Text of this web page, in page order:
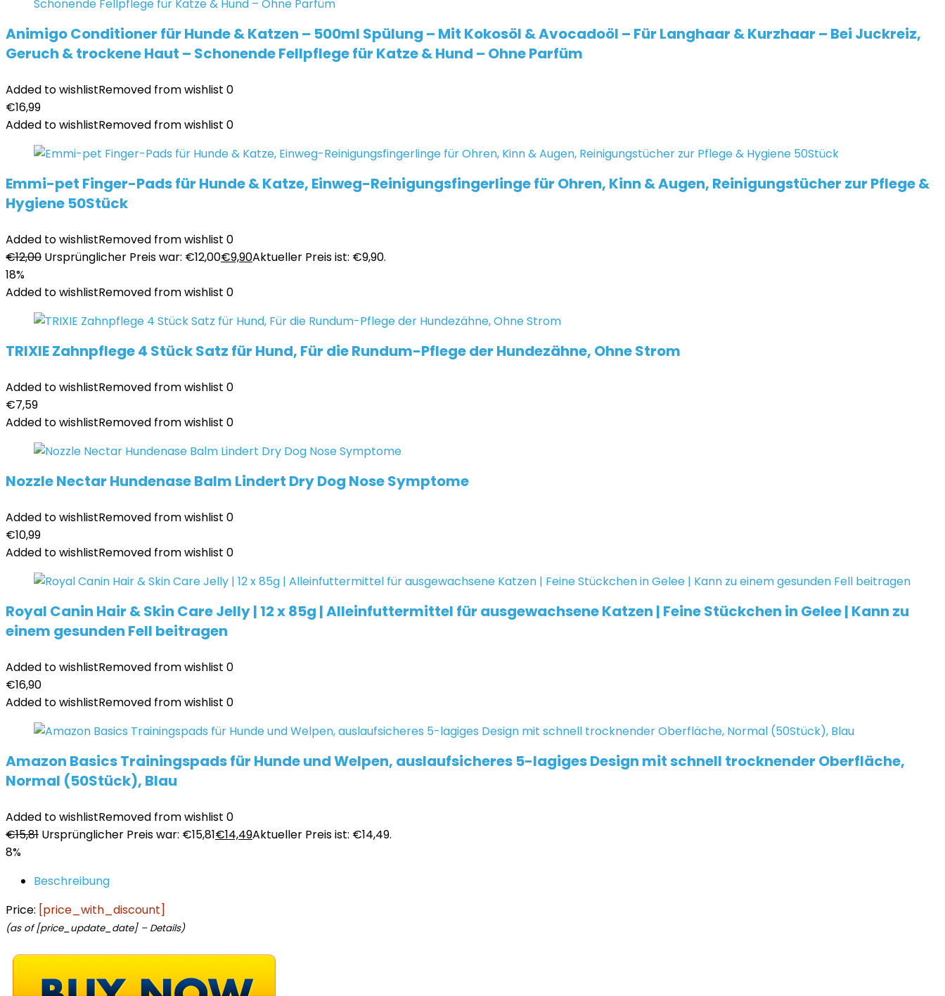
Animigo Conditioner für Hunde & Katzen – 500ml Spülung – Mit Kokosöl & Avocadoöl – Für Langhaar & Kurzhaar – Bei Juckreiz,
Geruch & trockene Haut – Schonende Fellpflege für Katze & Hund – Ohne Parfüm
Added to wishlistRemoved from wishlist 0
€16,99
Added to wishlistRemoved from wishlist 0
Emmi-pet Finger-Pads für Hunde & Katze, Einweg-Reinigungsfingerlinge für Ohren, Kinn & Augen, Reinigungstücher zur Pflege &
Hygiene 50Stück
Added to wishlistRemoved from wishlist 0
€12,00 Ursprünglicher Preis war: €12,00€9,90Aktueller Preis ist: €9,90.
18%
Added to wishlistRemoved from wishlist 0
TRIXIE Zahnpflege 4 Stück Satz für Hund, Für die Rundum-Pflege der Hundezähne, Ohne Strom
Added to wishlistRemoved from wishlist 0
€7,59
Added to wishlistRemoved from wishlist 0
Nozzle Nectar Hundenase Balm Lindert Dry Dog Nose Symptome
Added to wishlistRemoved from wishlist 0
€10,99
Added to wishlistRemoved from wishlist 0
Royal Canin Hair & Skin Care Jelly | 12 x 85g | Alleinfuttermittel für ausgewachsene Katzen | Feine Stückchen in Gelee | Kann zu
einem gesunden Fell beitragen
Added to wishlistRemoved from wishlist 0
€16,90
Added to wishlistRemoved from wishlist 0
Amazon Basics Trainingspads für Hunde und Welpen, auslaufsicheres 5-lagiges Design mit schnell trocknender Oberfläche,
Normal (50Stück), Blau
Added to wishlistRemoved from wishlist 0
€15,81 Ursprünglicher Preis war: €15,81€14,49Aktueller Preis ist: €14,49.
8%
Beschreibung
Price: [price_with_discount]
(as of [price_update_date] – Details)